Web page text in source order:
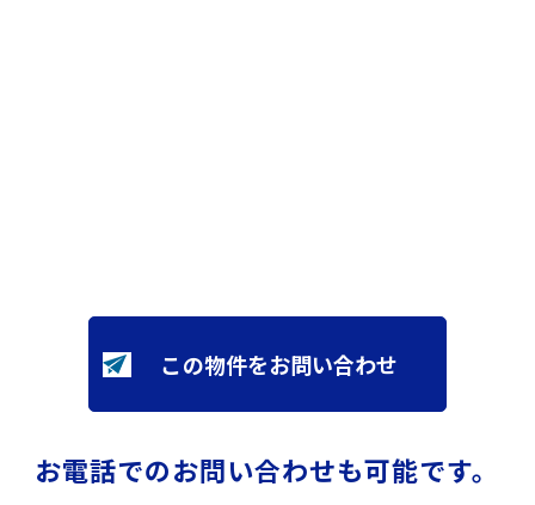
この物件をお問い合わせ
お電話でのお問い合わせも可能です。